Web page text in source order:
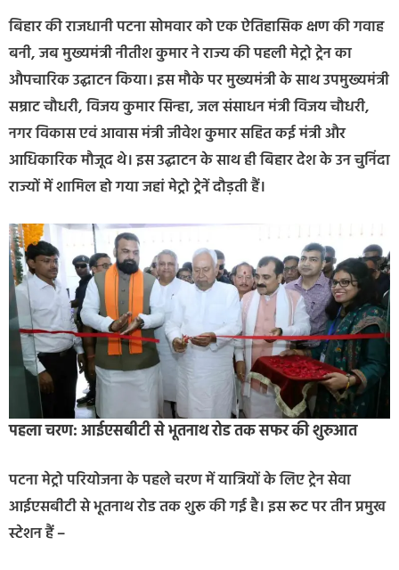
बिहार की राजधानी पटना सोमवार को एक ऐतिहासिक क्षण की गवाह
बनी, जब मुख्यमंत्री नीतीश कुमार ने राज्य की पहली मेट्रो ट्रेन का
औपचारिक उद्घाटन किया। इस मौके पर मुख्यमंत्री के साथ उपमुख्यमंत्री
सम्राट चौधरी, विजय कुमार सिन्हा, जल संसाधन मंत्री विजय चौधरी,
नगर विकास एवं आवास मंत्री जीवेश कुमार सहित कई मंत्री और
आधिकारिक मौजूद थे। इस उद्घाटन के साथ ही बिहार देश के उन चुनिंदा
राज्यों में शामिल हो गया जहां मेट्रो ट्रेनें दौड़ती हैं।
पहला चरण: आईएसबीटी से भूतनाथ रोड तक सफर की शुरुआत
पटना मेट्रो परियोजना के पहले चरण में यात्रियों के लिए ट्रेन सेवा
आईएसबीटी से भूतनाथ रोड तक शुरू की गई है। इस रूट पर तीन प्रमुख
स्टेशन हैं –